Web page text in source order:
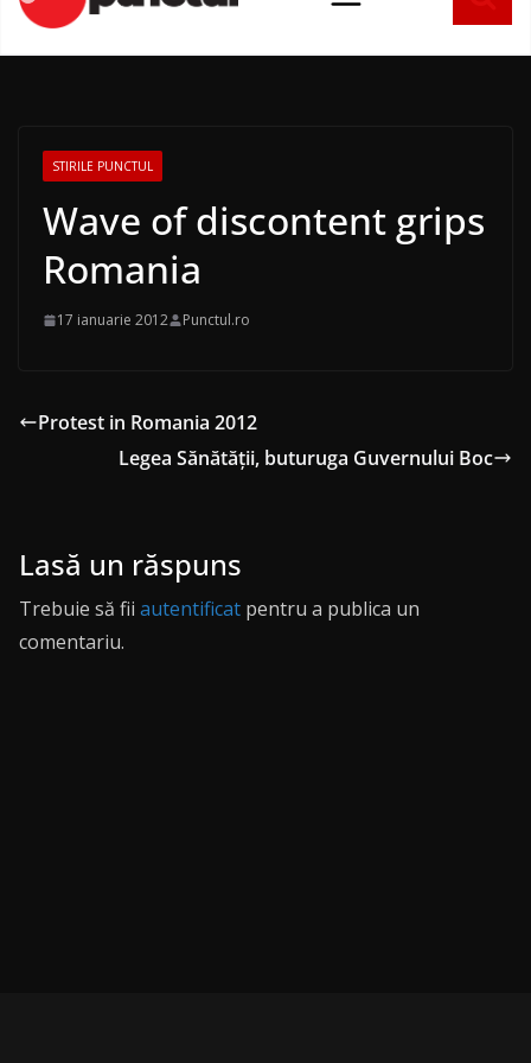
conținut
STIRILE PUNCTUL
Wave of discontent grips
Romania
17 ianuarie 2012 Punctul.ro
Protest in Romania 2012
Legea Sănătății, buturuga Guvernului Boc
Lasă un răspuns
Trebuie să fii autentificat pentru a publica un
comentariu.